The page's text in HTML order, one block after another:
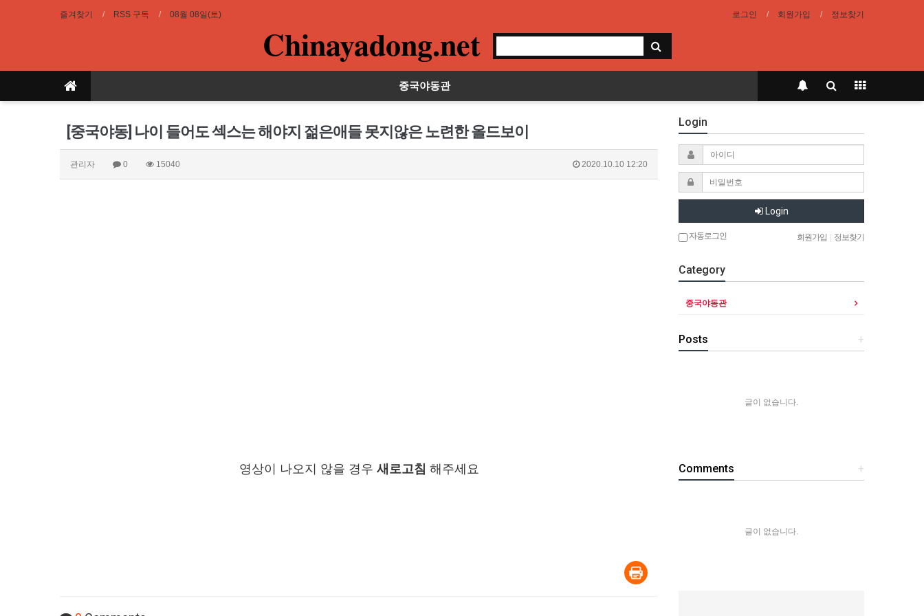
즐겨찾기 RSS 구독 08월 08일(토) 로그인 회원가입 정보찾기
Chinayadong.net
중국야동관
[중국야동] 나이 들어도 섹스는 해야지 젊은애들 못지않은 노련한 올드보이
관리자 0 15040 2020.10.10 12:20
영상이 나오지 않을 경우 새로고침 해주세요
Login
Login
자동로그인 회원가입 정보찾기
Category
중국야동관
+
Posts
글이 없습니다.
+
Comments
글이 없습니다.